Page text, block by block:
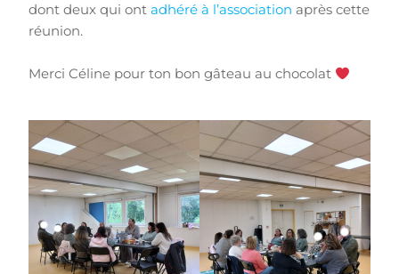
dont deux qui ont adhéré à l’association après cette
réunion.
Merci Céline pour ton bon gâteau au chocolat